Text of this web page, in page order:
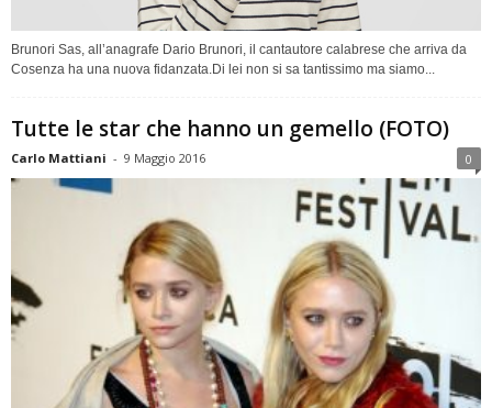
Brunori Sas, all’anagrafe Dario Brunori, il cantautore calabrese che arriva da
Cosenza ha una nuova fidanzata.Di lei non si sa tantissimo ma siamo...
Tutte le star che hanno un gemello (FOTO)
Carlo Mattiani - 9 Maggio 2016 0